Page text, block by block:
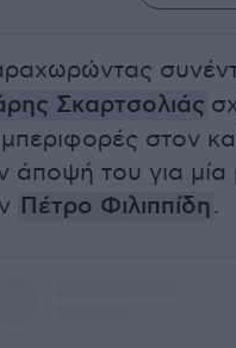
Σκαρτσολιάς
στον
άποψή του για μία
Πέτρο Φιλιππίδη.